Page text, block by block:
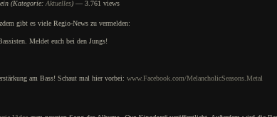
(Kategorie: Aktuelles) — 3.761 views
gibt es viele Regio-News zu vermelden:
Meldet euch bei den Jungs!
am Bass! Schaut mal hier vorbei: www.Facebook.com/MelancholicSeasons.Metal